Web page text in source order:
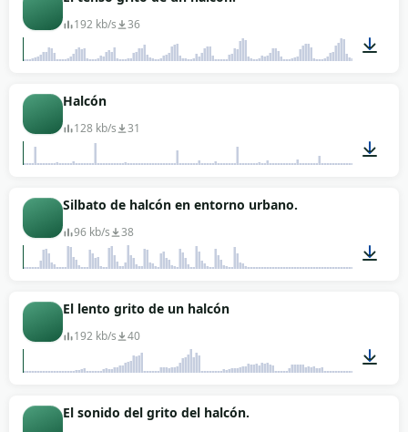
192 kb/s 36
Halcón
128 kb/s 31
Silbato de halcón en entorno urbano.
96 kb/s 38
El lento grito de un halcón
192 kb/s 40
El sonido del grito del halcón.